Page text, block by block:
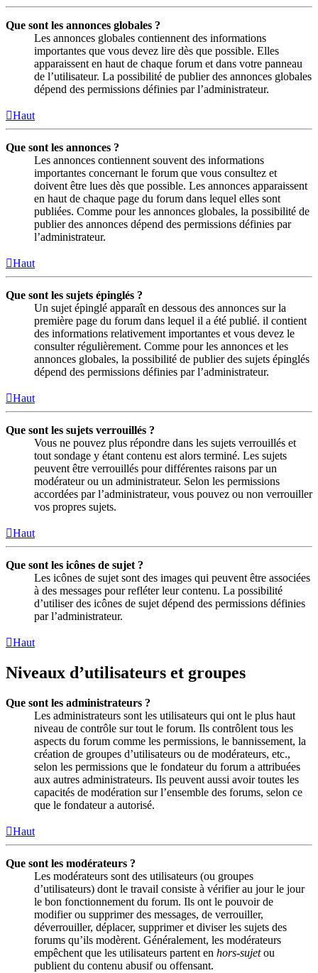
Que sont les annonces globales ?
Les annonces globales contiennent des informations
importantes que vous devez lire dès que possible. Elles
apparaissent en haut de chaque forum et dans votre panneau
de l’utilisateur. La possibilité de publier des annonces globales
dépend des permissions définies par l’administrateur.
Haut
Que sont les annonces ?
Les annonces contiennent souvent des informations
importantes concernant le forum que vous consultez et
doivent être lues dès que possible. Les annonces apparaissent
en haut de chaque page du forum dans lequel elles sont
publiées. Comme pour les annonces globales, la possibilité de
publier des annonces dépend des permissions définies par
l’administrateur.
Haut
Que sont les sujets épinglés ?
Un sujet épinglé apparaît en dessous des annonces sur la
première page du forum dans lequel il a été publié. il contient
des informations relativement importantes et vous devez le
consulter régulièrement. Comme pour les annonces et les
annonces globales, la possibilité de publier des sujets épinglés
dépend des permissions définies par l’administrateur.
Haut
Que sont les sujets verrouillés ?
Vous ne pouvez plus répondre dans les sujets verrouillés et
tout sondage y étant contenu est alors terminé. Les sujets
peuvent être verrouillés pour différentes raisons par un
modérateur ou un administrateur. Selon les permissions
accordées par l’administrateur, vous pouvez ou non verrouiller
vos propres sujets.
Haut
Que sont les icônes de sujet ?
Les icônes de sujet sont des images qui peuvent être associées
à des messages pour refléter leur contenu. La possibilité
d’utiliser des icônes de sujet dépend des permissions définies
par l’administrateur.
Haut
Niveaux d’utilisateurs et groupes
Que sont les administrateurs ?
Les administrateurs sont les utilisateurs qui ont le plus haut
niveau de contrôle sur tout le forum. Ils contrôlent tous les
aspects du forum comme les permissions, le bannissement, la
création de groupes d’utilisateurs ou de modérateurs, etc.,
selon les permissions que le fondateur du forum a attribuées
aux autres administrateurs. Ils peuvent aussi avoir toutes les
capacités de modération sur l’ensemble des forums, selon ce
que le fondateur a autorisé.
Haut
Que sont les modérateurs ?
Les modérateurs sont des utilisateurs (ou groupes
d’utilisateurs) dont le travail consiste à vérifier au jour le jour
le bon fonctionnement du forum. Ils ont le pouvoir de
modifier ou supprimer des messages, de verrouiller,
déverrouiller, déplacer, supprimer et diviser les sujets des
forums qu’ils modèrent. Généralement, les modérateurs
empêchent que les utilisateurs partent en hors-sujetou
publient du contenu abusif ou offensant.